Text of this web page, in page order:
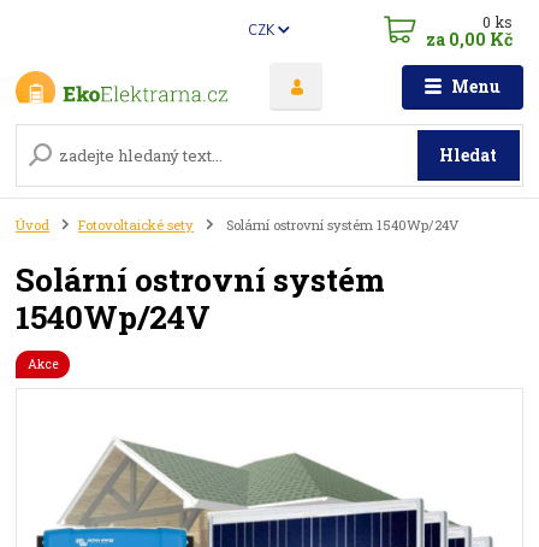
Menu
CZK
Hledat
0ks
za 0,00 Kč
Úvod Fotovoltaické sety Solární ostrovní systém 1540Wp/24V
Solární ostrovní systém
1540Wp/24V
Akce